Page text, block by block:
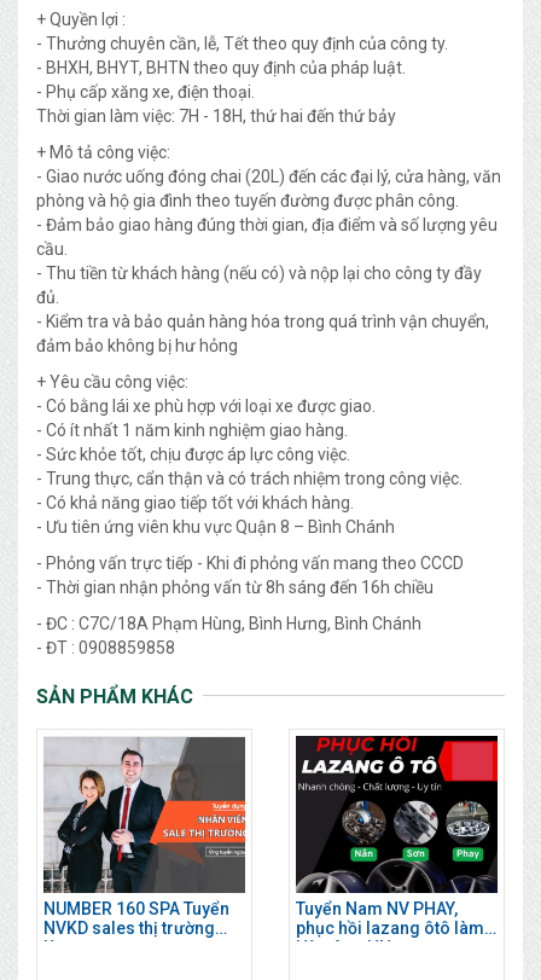
+ Quyền lợi :
- Thưởng chuyên cần, lễ, Tết theo quy định của công ty.
- BHXH, BHYT, BHTN theo quy định của pháp luật.
- Phụ cấp xăng xe, điện thoại.
Thời gian làm việc: 7H - 18H, thứ hai đến thứ bảy
+ Mô tả công việc:
- Giao nước uống đóng chai (20L) đến các đại lý, cửa hàng, văn
phòng và hộ gia đình theo tuyến đường được phân công.
- Đảm bảo giao hàng đúng thời gian, địa điểm và số lượng yêu
cầu.
- Thu tiền từ khách hàng (nếu có) và nộp lại cho công ty đầy
đủ.
- Kiểm tra và bảo quản hàng hóa trong quá trình vận chuyển,
đảm bảo không bị hư hỏng
+ Yêu cầu công việc:
- Có bằng lái xe phù hợp với loại xe được giao.
- Có ít nhất 1 năm kinh nghiệm giao hàng.
- Sức khỏe tốt, chịu được áp lực công việc.
- Trung thực, cẩn thận và có trách nhiệm trong công việc.
- Có khả năng giao tiếp tốt với khách hàng.
- Ưu tiên ứng viên khu vực Quận 8 – Bình Chánh
- Phỏng vấn trực tiếp - Khi đi phỏng vấn mang theo CCCD
- Thời gian nhận phỏng vấn từ 8h sáng đến 16h chiều
- ĐC : C7C/18A Phạm Hùng, Bình Hưng, Bình Chánh
- ĐT : 0908859858
SẢN PHẨM KHÁC
NUMBER 160 SPA Tuyển
NVKD sales thị trường
làm ngay
Tuyển Nam NV PHAY,
phục hồi lazang ôtô làm
Hà Đông HN